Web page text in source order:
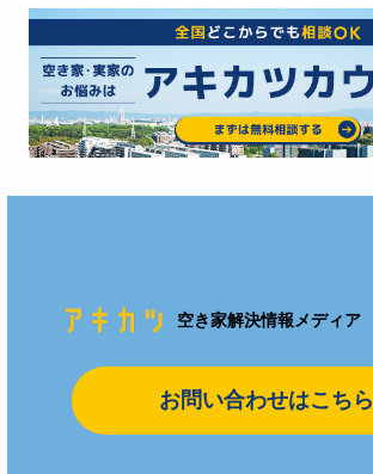
空き家解決情報メディア
お問い合わせはこちら